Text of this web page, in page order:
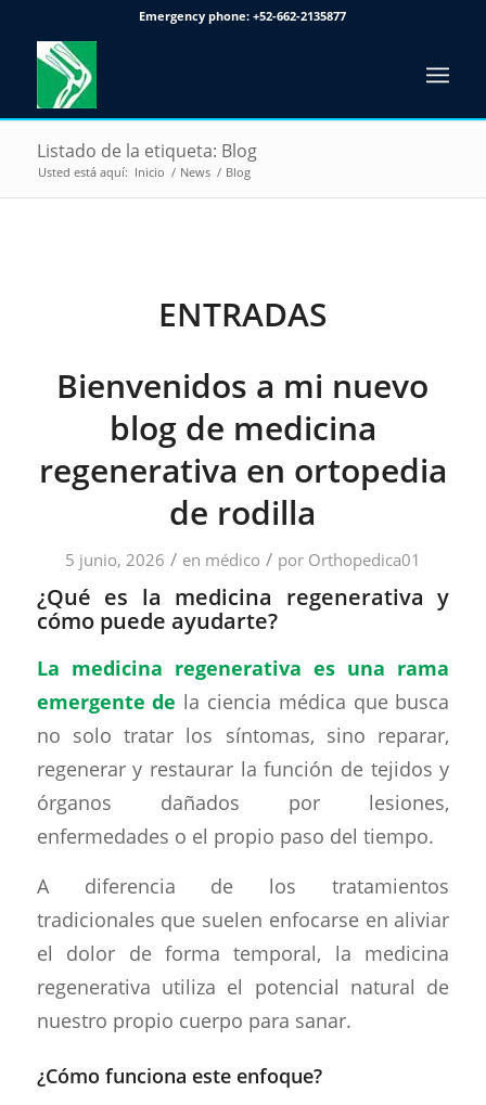
Emergency phone:+52-662-2135877
Listado de la etiqueta: Blog
Usted está aquí: Inicio / News / Blog
ENTRADAS
Bienvenidos a mi nuevo
blog de medicina
regenerativa en ortopedia
de rodilla
5 junio, 2026 / en médico / por Orthopedica01
¿Qué es la medicina regenerativa y
cómo puede ayudarte?
La medicina regenerativa es una rama
emergente de la ciencia médica que busca
no solo tratar los síntomas, sino reparar,
regenerar y restaurar la función de tejidos y
órganos dañados por lesiones,
enfermedades o el propio paso del tiempo.
A diferencia de los tratamientos
tradicionales que suelen enfocarse en aliviar
el dolor de forma temporal, la medicina
regenerativa utiliza el potencial natural de
nuestro propio cuerpo para sanar.
¿Cómo funciona este enfoque?